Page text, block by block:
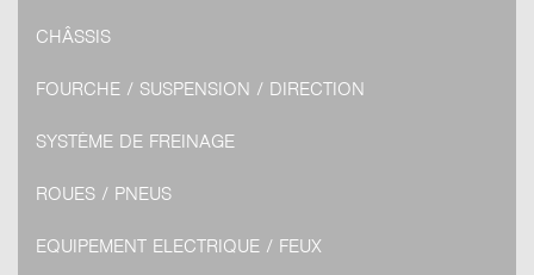
CHÂSSIS
FOURCHE / SUSPENSION / DIRECTION
SYSTÈME DE FREINAGE
ROUES / PNEUS
EQUIPEMENT ELECTRIQUE / FEUX